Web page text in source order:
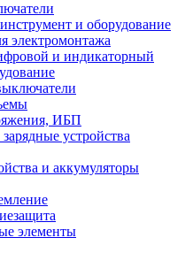
и оборудование
электромонтажа
и индикаторный
ИБП
устройства
и аккумуляторы
элементы